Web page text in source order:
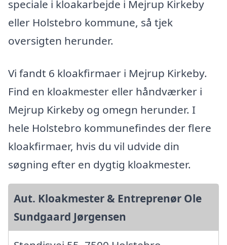
speciale i kloakarbejde i Mejrup Kirkeby
eller Holstebro kommune, så tjek
oversigten herunder.
Vi fandt 6 kloakfirmaer i Mejrup Kirkeby.
Find en kloakmester eller håndværker i
Mejrup Kirkeby og omegn herunder. I
hele Holstebro kommunefindes der flere
kloakfirmaer, hvis du vil udvide din
søgning efter en dygtig kloakmester.
Aut. Kloakmester & Entreprenør Ole
Sundgaard Jørgensen